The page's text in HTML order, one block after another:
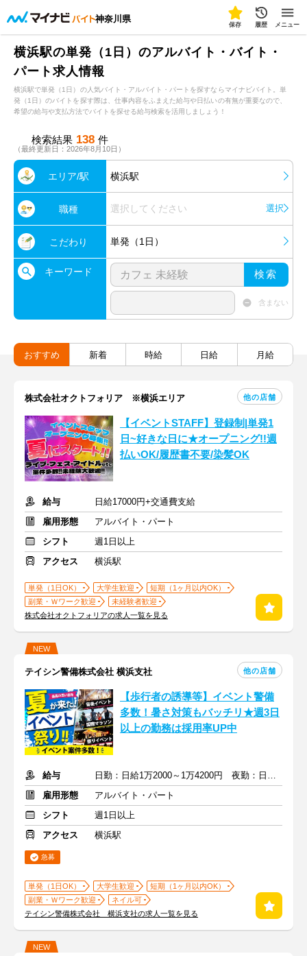
神奈川県
保存 履歴 メニュー
横浜駅の単発（1日）のアルバイト・バイト・
パート求人情報
横浜駅で単発（1日）の人気バイト・アルバイト・パートを探すならマイナビバイト。単
発（1日）のバイトを探す際は、仕事内容をふまえた給与や日払いの有無が重要なので、
希望の給与や支払方法でバイトを探せる給与検索を活用しましょう！
検索結果 138 件
（最終更新日：2026年8月10日）
エリア/駅 横浜駅
職種 選択してください 選択
こだわり 単発（1日）
キーワード 検索
含まない
おすすめ 新着 時給 日給 月給
株式会社オクトフォリア ※横浜エリア 他の店舗
【イベントSTAFF】登録制|単発1
日~好きな日に★オープニング!!週
払いOK/履歴書不要/染髪OK
給与
日給17000円+交通費支給
雇用形態
アルバイト・パート
シフト
週1日以上
アクセス
横浜駅
単発（1日OK） 大学生歓迎
短期（1ヶ月以内OK）
副業・Ｗワーク歓迎
未経験者歓迎
株式会社オクトフォリアの求人一覧を見る
NEW
テイシン警備株式会社 横浜支社 他の店舗
【歩行者の誘導等】イベント警備
多数！暑さ対策もバッチリ★週3日
以上の勤務は採用率UP中
給与
日勤：日給1万2000～1万4200円 夜勤：日給1万3500～1万5700円
雇用形態
アルバイト・パート
シフト
週1日以上
アクセス
横浜駅
急募
単発（1日OK） 大学生歓迎
短期（1ヶ月以内OK）
副業・Ｗワーク歓迎
ネイル可
テイシン警備株式会社 横浜支社の求人一覧を見る
NEW